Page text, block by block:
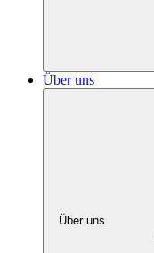
Über uns
Über uns